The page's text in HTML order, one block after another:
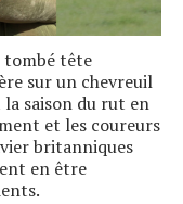
tombé tête
sur un chevreuil
la saison du rut en
et les coureurs
britanniques
en être